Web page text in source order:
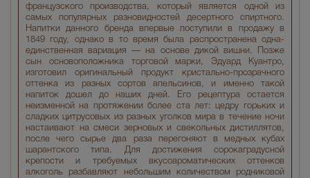
французского производства, который является одной из
самых популярных разновидностей десертного спиртного.
Напитки данного бренда впервые поступили в продажу в
1849 году, однако в то время была распространена одна-
единственная вариация — на основе дикой вишни. Позже
сын основоположника торговой марки, Эдуард Куантро,
изготовил оригинальный продукт кристально-прозрачного
оттенка из разных сортов апельсинов, и именно такой
напиток дошел до наших дней. Его рецептура остается
неизменной на протяжении более ста лет: цедру горьких и
сладких цитрусовых из разных уголков мира в течение ночи
настаивают на смеси зерновых и свекольных дистиллятов,
после чего сырье два раза перегоняют в медных кубах
шарантского типа. Для достижения сорокаградусной
крепости и требуемых вкусоароматических оттенков
алкоголь разбавляют небольшим количеством родниковой